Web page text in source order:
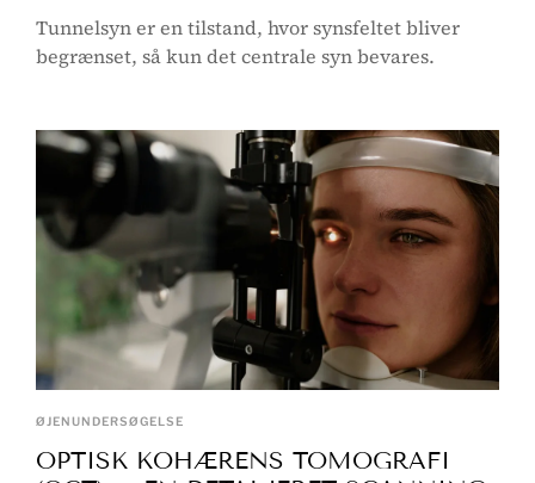
Tunnelsyn er en tilstand, hvor synsfeltet bliver
begrænset, så kun det centrale syn bevares.
ØJENUNDERSØGELSE
OPTISK KOHÆRENS TOMOGRAFI